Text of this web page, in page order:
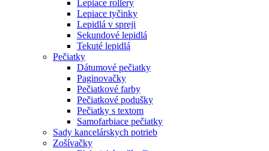
Lepiace rollery
Lepiace tyčinky
Lepidlá v spreji
Sekundové lepidlá
Tekuté lepidlá
Pečiatky
Dátumové pečiatky
Paginovačky
Pečiatkové farby
Pečiatkové podušky
Pečiatky s textom
Samofarbiace pečiatky
Sady kancelárskych potrieb
Zošívačky